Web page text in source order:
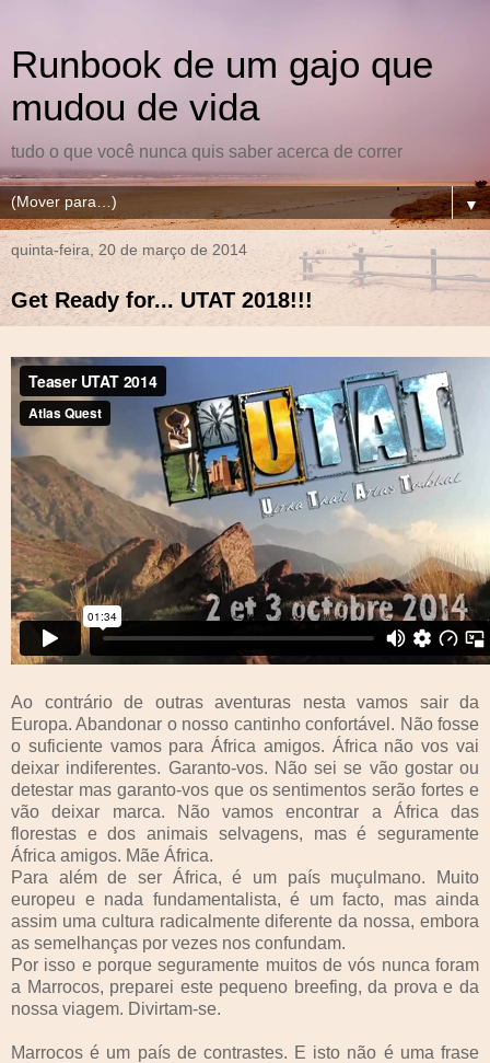
Runbook de um gajo que
mudou de vida
tudo o que você nunca quis saber acerca de correr
▼
quinta-feira, 20 de março de 2014
Get Ready for... UTAT 2018!!!
Ao contrário de outras aventuras nesta vamos sair da
Europa. Abandonar o nosso cantinho confortável. Não fosse
o suficiente vamos para África amigos. África não vos vai
deixar indiferentes. Garanto-vos. Não sei se vão gostar ou
detestar mas garanto-vos que os sentimentos serão fortes e
vão deixar marca. Não vamos encontrar a África das
florestas e dos animais selvagens, mas é seguramente
África amigos. Mãe África.
Para além de ser África, é um país muçulmano. Muito
europeu e nada fundamentalista, é um facto, mas ainda
assim uma cultura radicalmente diferente da nossa, embora
as semelhanças por vezes nos confundam.
Por isso e porque seguramente muitos de vós nunca foram
a Marrocos, preparei este pequeno breefing, da prova e da
nossa viagem. Divirtam-se.
Marrocos é um país de contrastes. E isto não é uma frase